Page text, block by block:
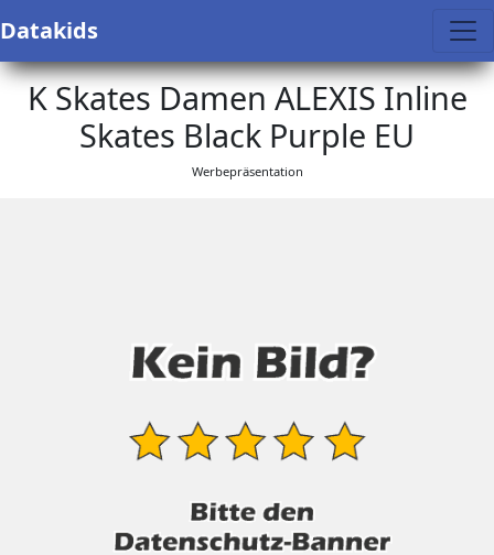
Datakids
K Skates Damen ALEXIS Inline
Skates Black Purple EU
Werbepräsentation